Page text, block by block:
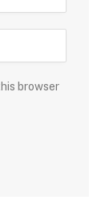
browser